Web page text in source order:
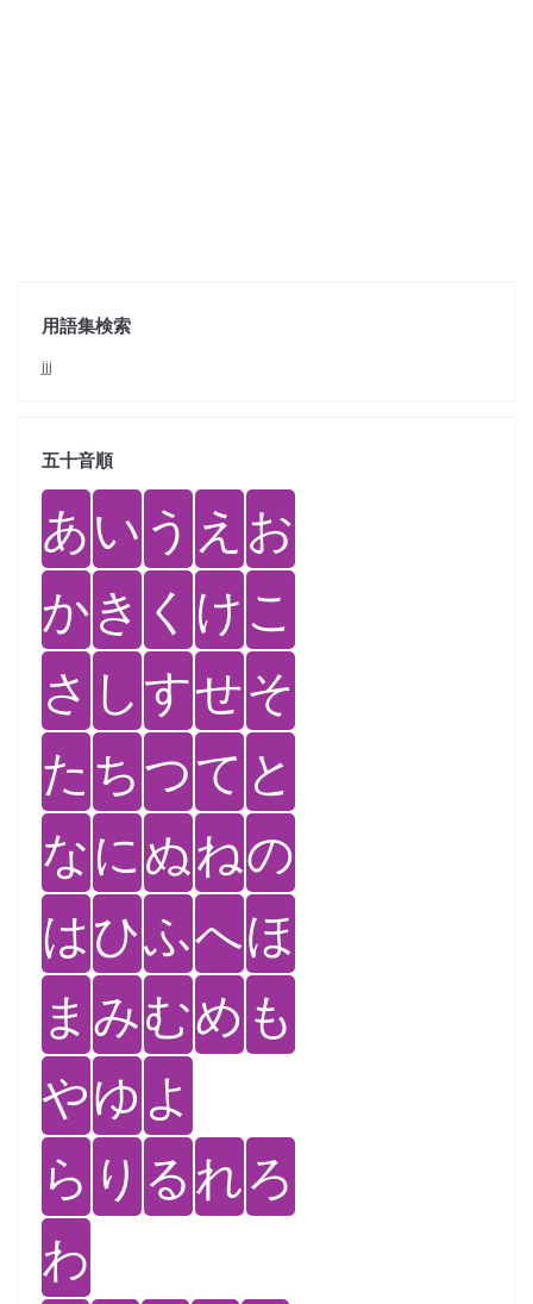
用語集検索
jjj
五十音順
あい う え お
かき く けこ
さ しすせそ
た ちつて と
なにぬねの
はひふへほ
ま みむめ も
やゆ よ
ら り るれろ
わ